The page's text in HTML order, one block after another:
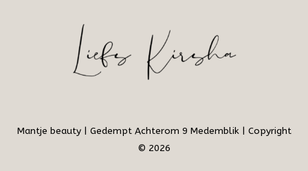
Mantje beauty | Gedempt Achterom 9 Medemblik | Copyright
© 2026